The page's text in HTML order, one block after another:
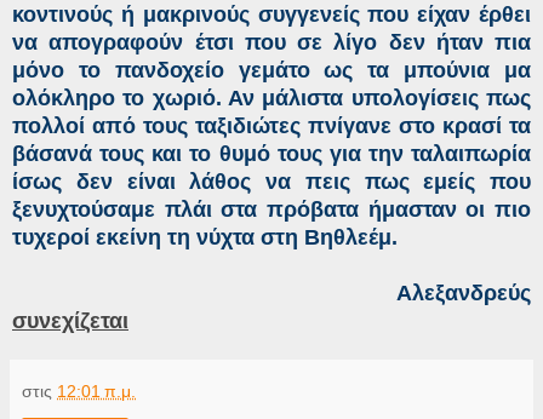
κοντινούς ή μακρινούς συγγενείς που είχαν έρθει
να απογραφούν έτσι που σε λίγο δεν ήταν πια
μόνο το πανδοχείο γεμάτο ως τα μπούνια μα
ολόκληρο το χωριό. Αν μάλιστα υπολογίσεις πως
πολλοί από τους ταξιδιώτες πνίγανε στο κρασί τα
βάσανά τους και το θυμό τους για την ταλαιπωρία
ίσως δεν είναι λάθος να πεις πως εμείς που
ξενυχτούσαμε πλάι στα πρόβατα ήμασταν οι πιο
τυχεροί εκείνη τη νύχτα στη Βηθλεέμ.
Αλεξανδρεύς
συνεχίζεται
στις 12:01 π.μ.